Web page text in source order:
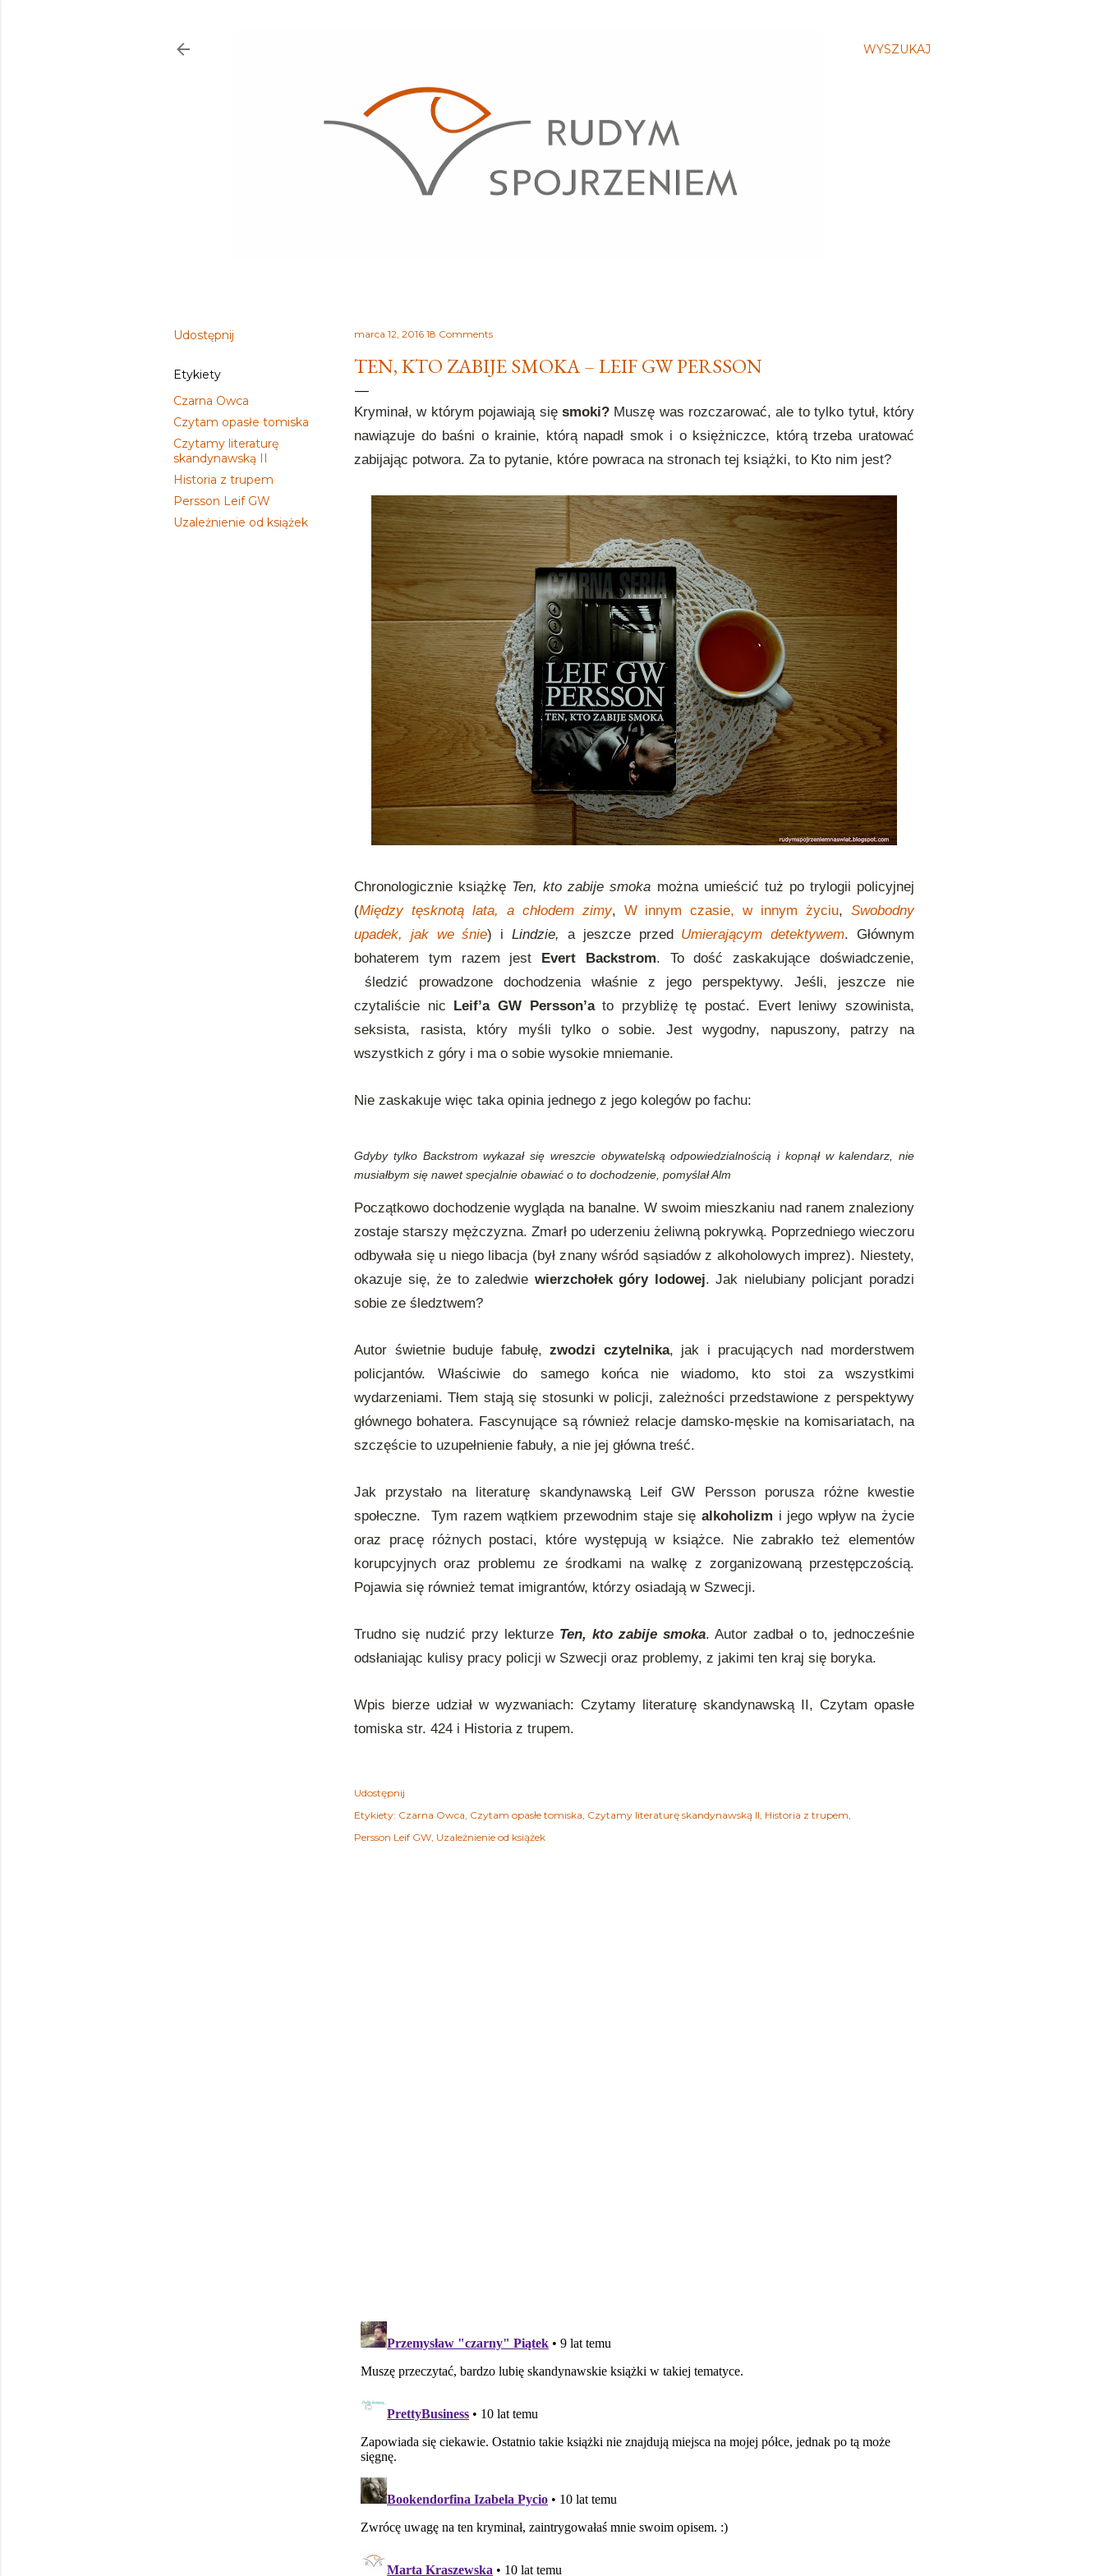
WYSZUKAJ
Udostępnij
Etykiety
Czarna Owca
Czytam opasłe tomiska
Czytamy literaturę
skandynawską II
Historia z trupem
Persson Leif GW
Uzależnienie od książek
marca 12, 2016 18 Comments
TEN, KTO ZABIJE SMOKA – LEIF GW PERSSON
Kryminał, w którym pojawiają się smoki?Muszę was rozczarować, ale to tylko tytuł, który
nawiązuje do baśni o krainie, którą napadł smok i o księżniczce, którą trzeba uratować
zabijając potwora. Za to pytanie, które powraca na stronach tej książki, to Kto nim jest?
Chronologicznie książkę Ten, kto zabije smoka można umieścić tuż po trylogii policyjnej
(Między tęsknotą lata, a chłodem zimy, W innym czasie, w innym życiu,Swobodny
upadek, jak we śnie) iLindzie, a jeszcze przed Umierającym detektywem. Głównym
bohaterem tym razem jest Evert Backstrom. To dość zaskakujące doświadczenie,
śledzić prowadzone dochodzenia właśnie z jego perspektywy. Jeśli, jeszcze nie
czytaliście nic Leif’a GW Persson’ato przybliżę tę postać. Evert leniwy szowinista,
seksista, rasista, który myśli tylko o sobie. Jest wygodny, napuszony, patrzy na
wszystkich z góry i ma o sobie wysokie mniemanie.
Nie zaskakuje więc taka opinia jednego z jego kolegów po fachu:
Gdyby tylko Backstrom wykazał się wreszcie obywatelską odpowiedzialnością i kopnął w kalendarz, nie
musiałbym się nawet specjalnie obawiać o to dochodzenie, pomyślał Alm
Początkowo dochodzenie wygląda na banalne. W swoim mieszkaniu nad ranem znaleziony
zostaje starszy mężczyzna. Zmarł po uderzeniu żeliwną pokrywką. Poprzedniego wieczoru
odbywała się u niego libacja (był znany wśród sąsiadów z alkoholowych imprez). Niestety,
okazuje się, że to zaledwie wierzchołek góry lodowej. Jak nielubiany policjant poradzi
sobie ze śledztwem?
Autor świetnie buduje fabułę, zwodzi czytelnika, jak i pracujących nad morderstwem
policjantów. Właściwie do samego końca nie wiadomo, kto stoi za wszystkimi
wydarzeniami. Tłem stają się stosunki w policji, zależności przedstawione z perspektywy
głównego bohatera. Fascynujące są również relacje damsko-męskie na komisariatach, na
szczęście to uzupełnienie fabuły, a nie jej główna treść.
Jak przystało na literaturę skandynawską Leif GW Persson porusza różne kwestie
społeczne.
Tym razem wątkiem przewodnim staje się alkoholizm i jego wpływ na życie
oraz pracę różnych postaci, które występują w książce. Nie zabrakło też elementów
korupcyjnych oraz problemu ze środkami na walkę z zorganizowaną przestępczością.
Pojawia się również temat imigrantów, którzy osiadają w Szwecji.
Trudno się nudzić przy lekturze Ten, kto zabije smoka. Autor zadbał o to, jednocześnie
odsłaniając kulisy pracy policji w Szwecji oraz problemy, z jakimi ten kraj się boryka.
Wpis bierze udział w wyzwaniach: Czytamy literaturę skandynawską II, Czytam opasłe
tomiska str. 424 i Historia z trupem.
Udostępnij
Etykiety: Czarna Owca Czytam opasłe tomiska Czytamy literaturę skandynawską II Historia z trupem
Persson Leif GW Uzależnienie od książek